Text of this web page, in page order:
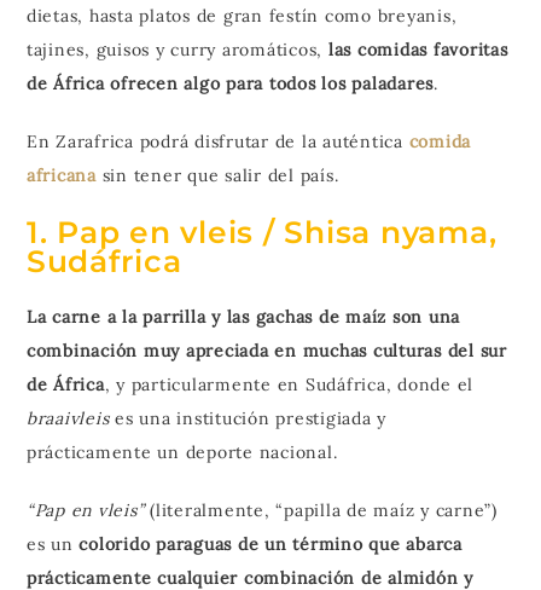
dietas, hasta platos de gran festín como breyanis,
tajines, guisos y curry aromáticos, las comidas favoritas
de África ofrecen algo para todos los paladares.
En Zarafrica podrá disfrutar de la auténtica comida
africana sin tener que salir del país.
1. Pap en vleis / Shisa nyama,
Sudáfrica
La carne a la parrilla y las gachas de maíz son una
combinación muy apreciada en muchas culturas del sur
de África, y particularmente en Sudáfrica, donde el
braaivleises una institución prestigiada y
prácticamente un deporte nacional.
“Pap en vleis”(literalmente, “papilla de maíz y carne”)
es uncolorido paraguas de un término que abarca
prácticamente cualquier combinación de almidón y